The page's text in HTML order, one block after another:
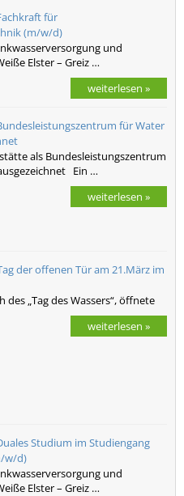
für
(m/w/d)
und
Elster – Greiz …
weiterlesen »
für Water
als Bundesleistungszentrum
Ein …
weiterlesen »
der offenen Tür am 21.März im
des „Tag des Wassers“, öffnete
weiterlesen »
Studium im Studiengang
w/d)
und
Elster – Greiz …